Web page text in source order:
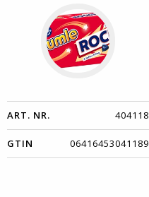
ART. NR. 404118
GTIN 06416453041189